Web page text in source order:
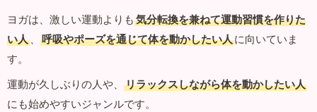
ヨガは、激しい運動よりも 気分転換を兼ねて運動習慣を作りた
い人 、 呼吸やポーズを通じて体を動かしたい人に向いていま
す。
運動が久しぶりの人や、
リラックスしながら体を動かしたい人
にも始めやすいジャンルです。